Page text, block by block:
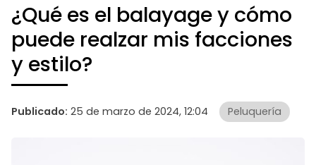
¿Qué es el balayage y cómo
puede realzar mis facciones
y estilo?
Publicado: 25 de marzo de 2024, 12:04 Peluquería